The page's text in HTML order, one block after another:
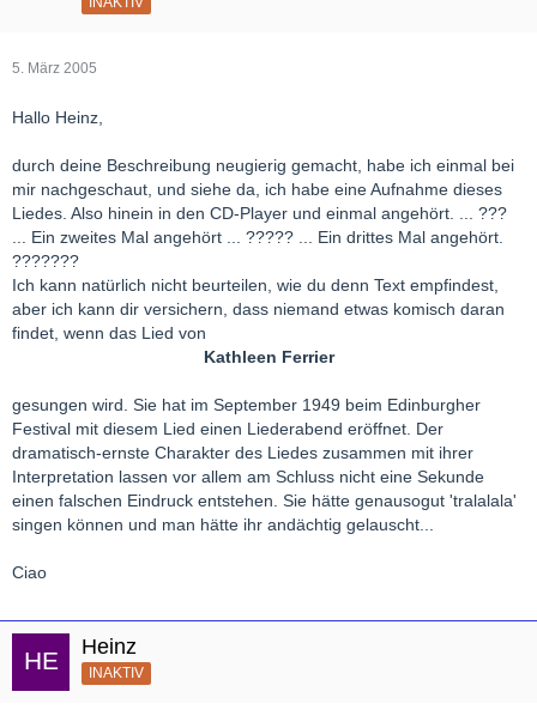
5. März 2005
Hallo Heinz,
durch deine Beschreibung neugierig gemacht, habe ich einmal bei
mir nachgeschaut, und siehe da, ich habe eine Aufnahme dieses
Liedes. Also hinein in den CD-Player und einmal angehört. ... ???
... Ein zweites Mal angehört ... ????? ... Ein drittes Mal angehört.
???????
Ich kann natürlich nicht beurteilen, wie du denn Text empfindest,
aber ich kann dir versichern, dass niemand etwas komisch daran
findet, wenn das Lied von
Kathleen Ferrier
gesungen wird. Sie hat im September 1949 beim Edinburgher
Festival mit diesem Lied einen Liederabend eröffnet. Der
dramatisch-ernste Charakter des Liedes zusammen mit ihrer
Interpretation lassen vor allem am Schluss nicht eine Sekunde
einen falschen Eindruck entstehen. Sie hätte genausogut 'tralalala'
singen können und man hätte ihr andächtig gelauscht...
Ciao
Heinz
INAKTIV